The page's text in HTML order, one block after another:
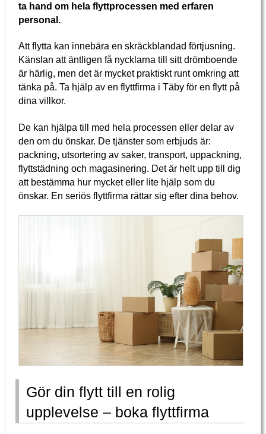
ta hand om hela flyttprocessen med erfaren
personal.
Att flytta kan innebära en skräckblandad förtjusning.
Känslan att äntligen få nycklarna till sitt drömboende
är härlig, men det är mycket praktiskt runt omkring att
tänka på. Ta hjälp av en flyttfirma i Täby för en flytt på
dina villkor.
De kan hjälpa till med hela processen eller delar av
den om du önskar. De tjänster som erbjuds är:
packning, utsortering av saker, transport, uppackning,
flyttstädning och magasinering. Det är helt upp till dig
att bestämma hur mycket eller lite hjälp som du
önskar. En seriös flyttfirma rättar sig efter dina behov.
Gör din flytt till en rolig
upplevelse – boka flyttfirma